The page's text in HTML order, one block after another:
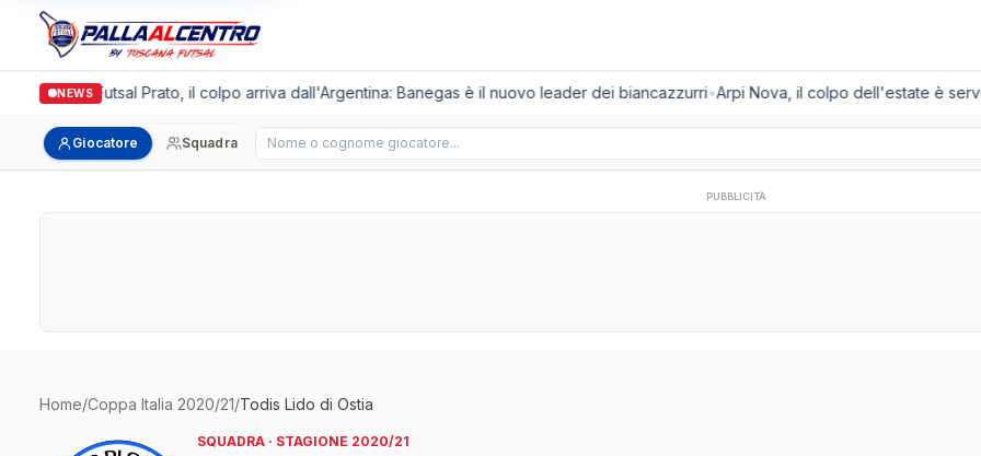
NEWS
Italgronda Futsal Prato, il colpo arriva dall'Argentina: Banegas è il nuovo leader dei biancazzurri•Arpi Nova, il colpo dell'estate è
Giocatore Squadra Cerca giocatore
PUBBLICITÀ
Home/Coppa Italia 2020/21/Todis Lido di Ostia
SQUADRA · STAGIONE 2020/21